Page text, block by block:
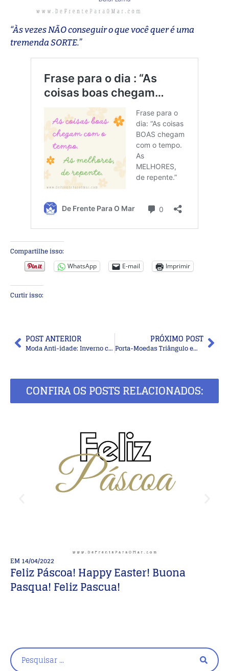
“Às vezes NÃO conseguir o que você quer é uma
tremenda SORTE.”
Compartilhe isso:
WhatsApp E-mail Imprimir
Curtir isso:
POST ANTERIOR
Moda Anti-idade: Inverno com Estilo – Ganhe Elegância com Cores
PRÓXIMO POST
Porta-Moedas Triângulo em Crochê Passo a Passo
CONFIRA OS POSTS RELACIONADOS:
EM14/04/2022
Feliz Páscoa! Happy Easter! Buona
Pasqua! Feliz Pascua!